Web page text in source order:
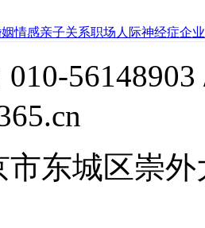
情感亲子关系职场人际神经症企
市东城区崇